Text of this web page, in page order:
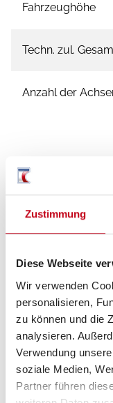
Zustimmung
Diese Webseite
Wir verwenden
personalisieren,
zu können und die
analysieren.
Verwendung
soziale Medien,
Partner führen
Fahrzeughöhe
Techn. zul.
Anzahl der
Doppel-/franz. Bett
Schlafplätze